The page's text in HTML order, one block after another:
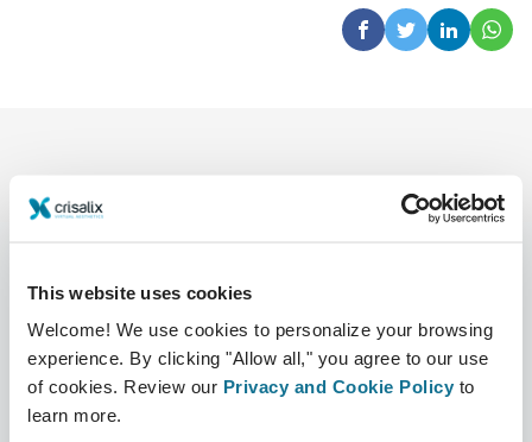
This website uses cookies
Welcome! We use cookies to personalize your browsing
experience. By clicking "Allow all," you agree to our use
of cookies. Review our Privacy and Cookie Policy to
learn more.
Unternehmen
Über uns
Karriere
Chirurgen
Chirurgenstartseite